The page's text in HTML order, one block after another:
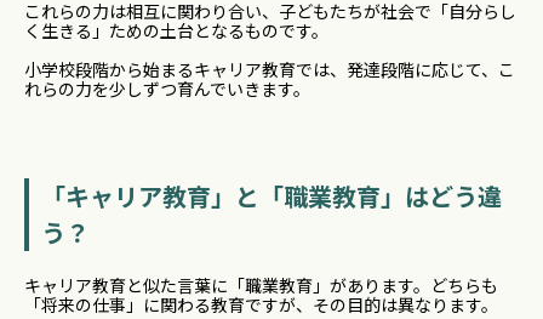
これらの力は相互に関わり合い、子どもたちが社会で「自分らし
く生きる」ための土台となるものです。
小学校段階から始まるキャリア教育では、発達段階に応じて、こ
れらの力を少しずつ育んでいきます。
「キャリア教育」と「職業教育」はどう違
う？
キャリア教育と似た言葉に「職業教育」があります。どちらも
「将来の仕事」に関わる教育ですが、その目的は異なります。